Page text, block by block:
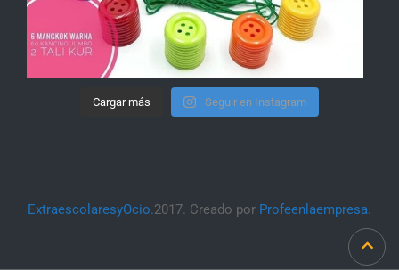
Cargar más Seguir en Instagram
ExtraescolaresyOcio.2017. Creado por Profeenlaempresa.